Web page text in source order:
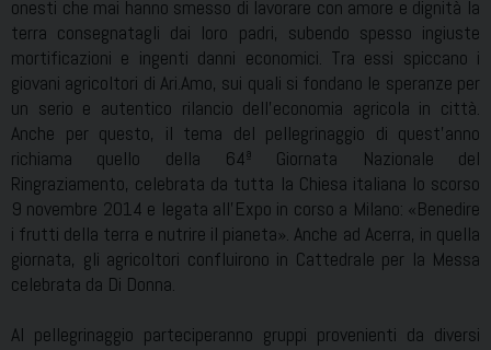
onesti che mai hanno smesso di lavorare con amore e dignità la
terra consegnatagli dai loro padri, subendo spesso ingiuste
mortificazioni e ingenti danni economici. Tra essi spiccano i
giovani agricoltori di Ari.Amo, sui quali si fondano le speranze per
un serio e autentico rilancio dell’economia agricola in città.
Anche per questo, il tema del pellegrinaggio di quest’anno
richiama quello della 64ª Giornata Nazionale del
Ringraziamento, celebrata da tutta la Chiesa italiana lo scorso
9 novembre 2014 e legata all’Expo in corso a Milano: «Benedire
i frutti della terra e nutrire il pianeta». Anche ad Acerra, in quella
giornata, gli agricoltori confluirono in Cattedrale per la Messa
celebrata da Di Donna.
Al pellegrinaggio parteciperanno gruppi provenienti da diversi